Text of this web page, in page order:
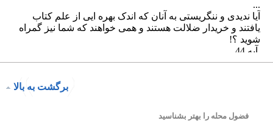
برگشت به بالا
فضول محله را بهتر بشناسید